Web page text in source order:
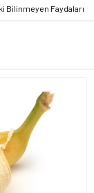
Bilinmeyen Faydaları